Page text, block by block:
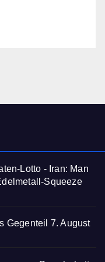
Lotto - Iran: Man
Squeeze
Gegenteil 7. August